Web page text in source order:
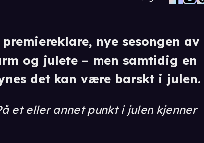
nye sesongen av
og julete – men samtidig en
det kan være barskt i julen.
et eller annet punkt i julen kjenner